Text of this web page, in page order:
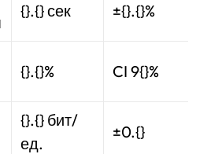
{}.{} сек ±{}.{}%
{}.{}% CI 9{}%
{}.{} бит/
ед.
±0.{}